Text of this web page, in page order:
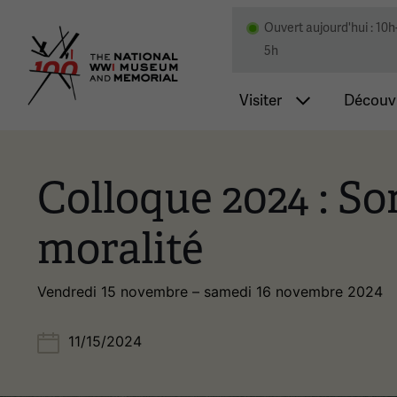
Musée national et
Ouvert aujourd'hui :
5h
Visiter
Colloque 2024 :
moralité
Vendredi 15 novembre – samedi 16 novembre 2024
11/15/2024